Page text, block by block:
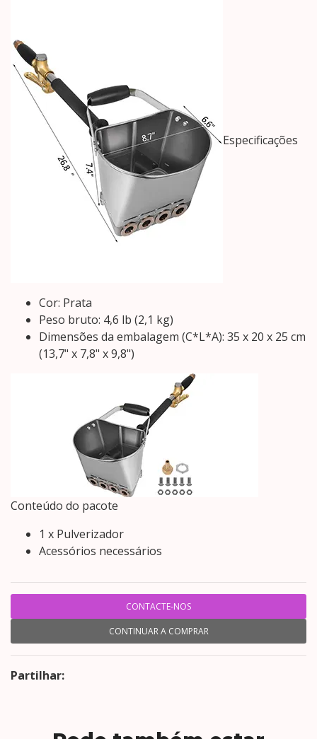
Especificações
Cor: Prata
Peso bruto: 4,6 lb (2,1 kg)
Dimensões da embalagem (C*L*A): 35 x 20 x 25 cm
(13,7" x 7,8" x 9,8")
Conteúdo do pacote
1 x Pulverizador
Acessórios necessários
CONTACTE-NOS
CONTINUAR A COMPRAR
Partilhar: